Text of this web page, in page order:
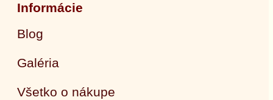
Informácie
Blog
Galéria
Všetko o nákupe